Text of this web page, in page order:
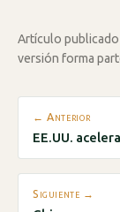
Artículo
versión forma
← Anterior
EE.UU.
Siguiente →